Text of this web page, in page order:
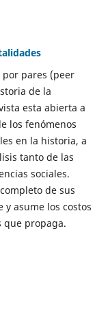
pares (peer
de la
esta abierta a
los fenómenos
en la historia, a
tanto de las
sociales.
de sus
asume los costos
que propaga.